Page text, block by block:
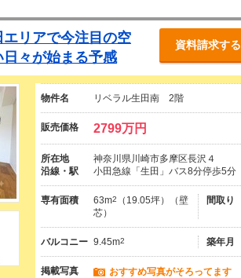
リアで今注目の空
々が始まる予感
資料請求する
物件名 リベラル生田南 2階
販売価格 2799万円
所在地
神奈川県川崎市多摩区長沢４
沿線・駅
小田急線「生田」バス8分停歩5分
専有面積 63m2
（19.05坪）（壁
芯）
間取り
バルコニー 9.45m2 築年月
掲載写真 おすすめ写真がそろってます